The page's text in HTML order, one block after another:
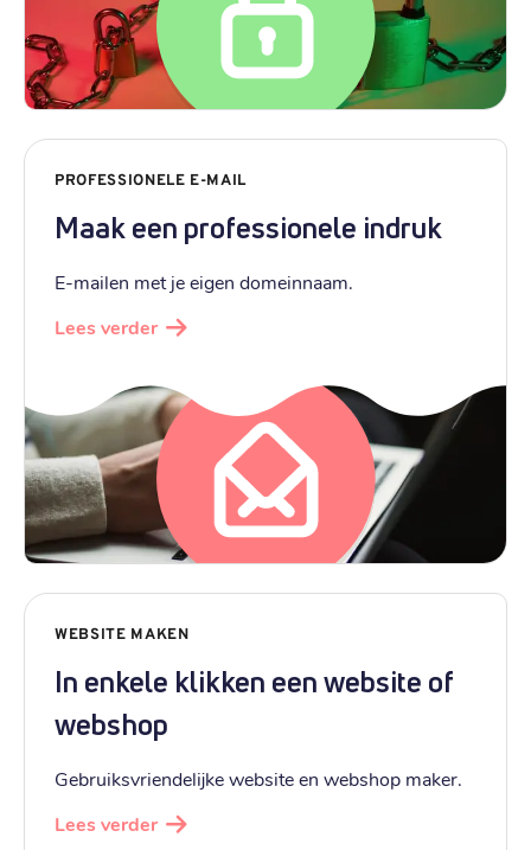
PROFESSIONELE E-MAIL
Maak een professionele indruk
E-mailen met je eigen domeinnaam.
Lees verder
WEBSITE MAKEN
In enkele klikken een website of
webshop
Gebruiksvriendelijke website en webshop maker.
Lees verder